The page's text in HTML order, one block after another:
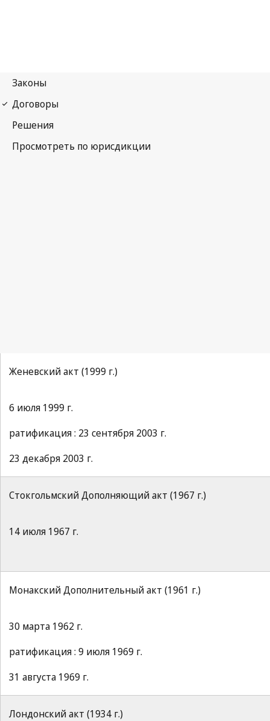
Женевский акт (1999 г.)
6 июля 1999 г.
ратификация : 23 сентября 2003 г.
23 декабря 2003 г.
Стокгольмский Дополняющий акт (1967 г.)
14 июля 1967 г.
Монакский Дополнительный акт (1961 г.)
30 марта 1962 г.
ратификация : 9 июля 1969 г.
31 августа 1969 г.
Лондонский акт (1934 г.)